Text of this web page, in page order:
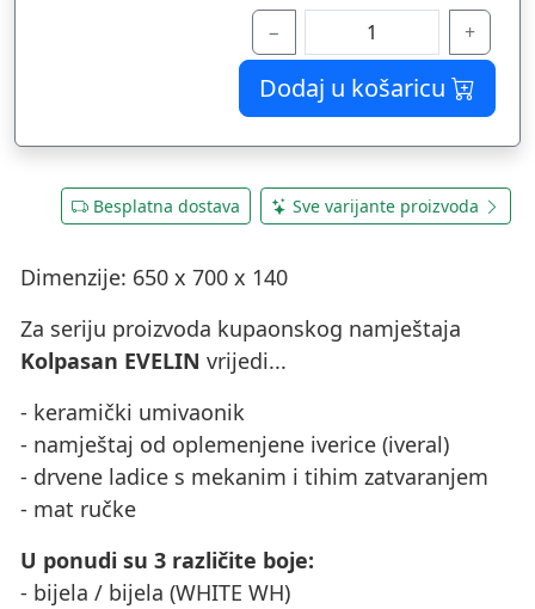
− +
Dodaj u košaricu
Besplatna dostava Sve varijante proizvoda
Dimenzije: 650 x 700 x 140
Za seriju proizvoda kupaonskog namještaja
Kolpasan EVELIN vrijedi...
- keramički umivaonik
- namještaj od oplemenjene iverice (iveral)
- drvene ladice s mekanim i tihim zatvaranjem
- mat ručke
U ponudi su 3 različite boje:
- bijela / bijela (WHITE WH)